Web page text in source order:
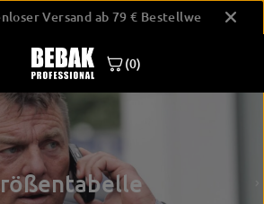
Versand ab 79 € Bestellwert*
(0)